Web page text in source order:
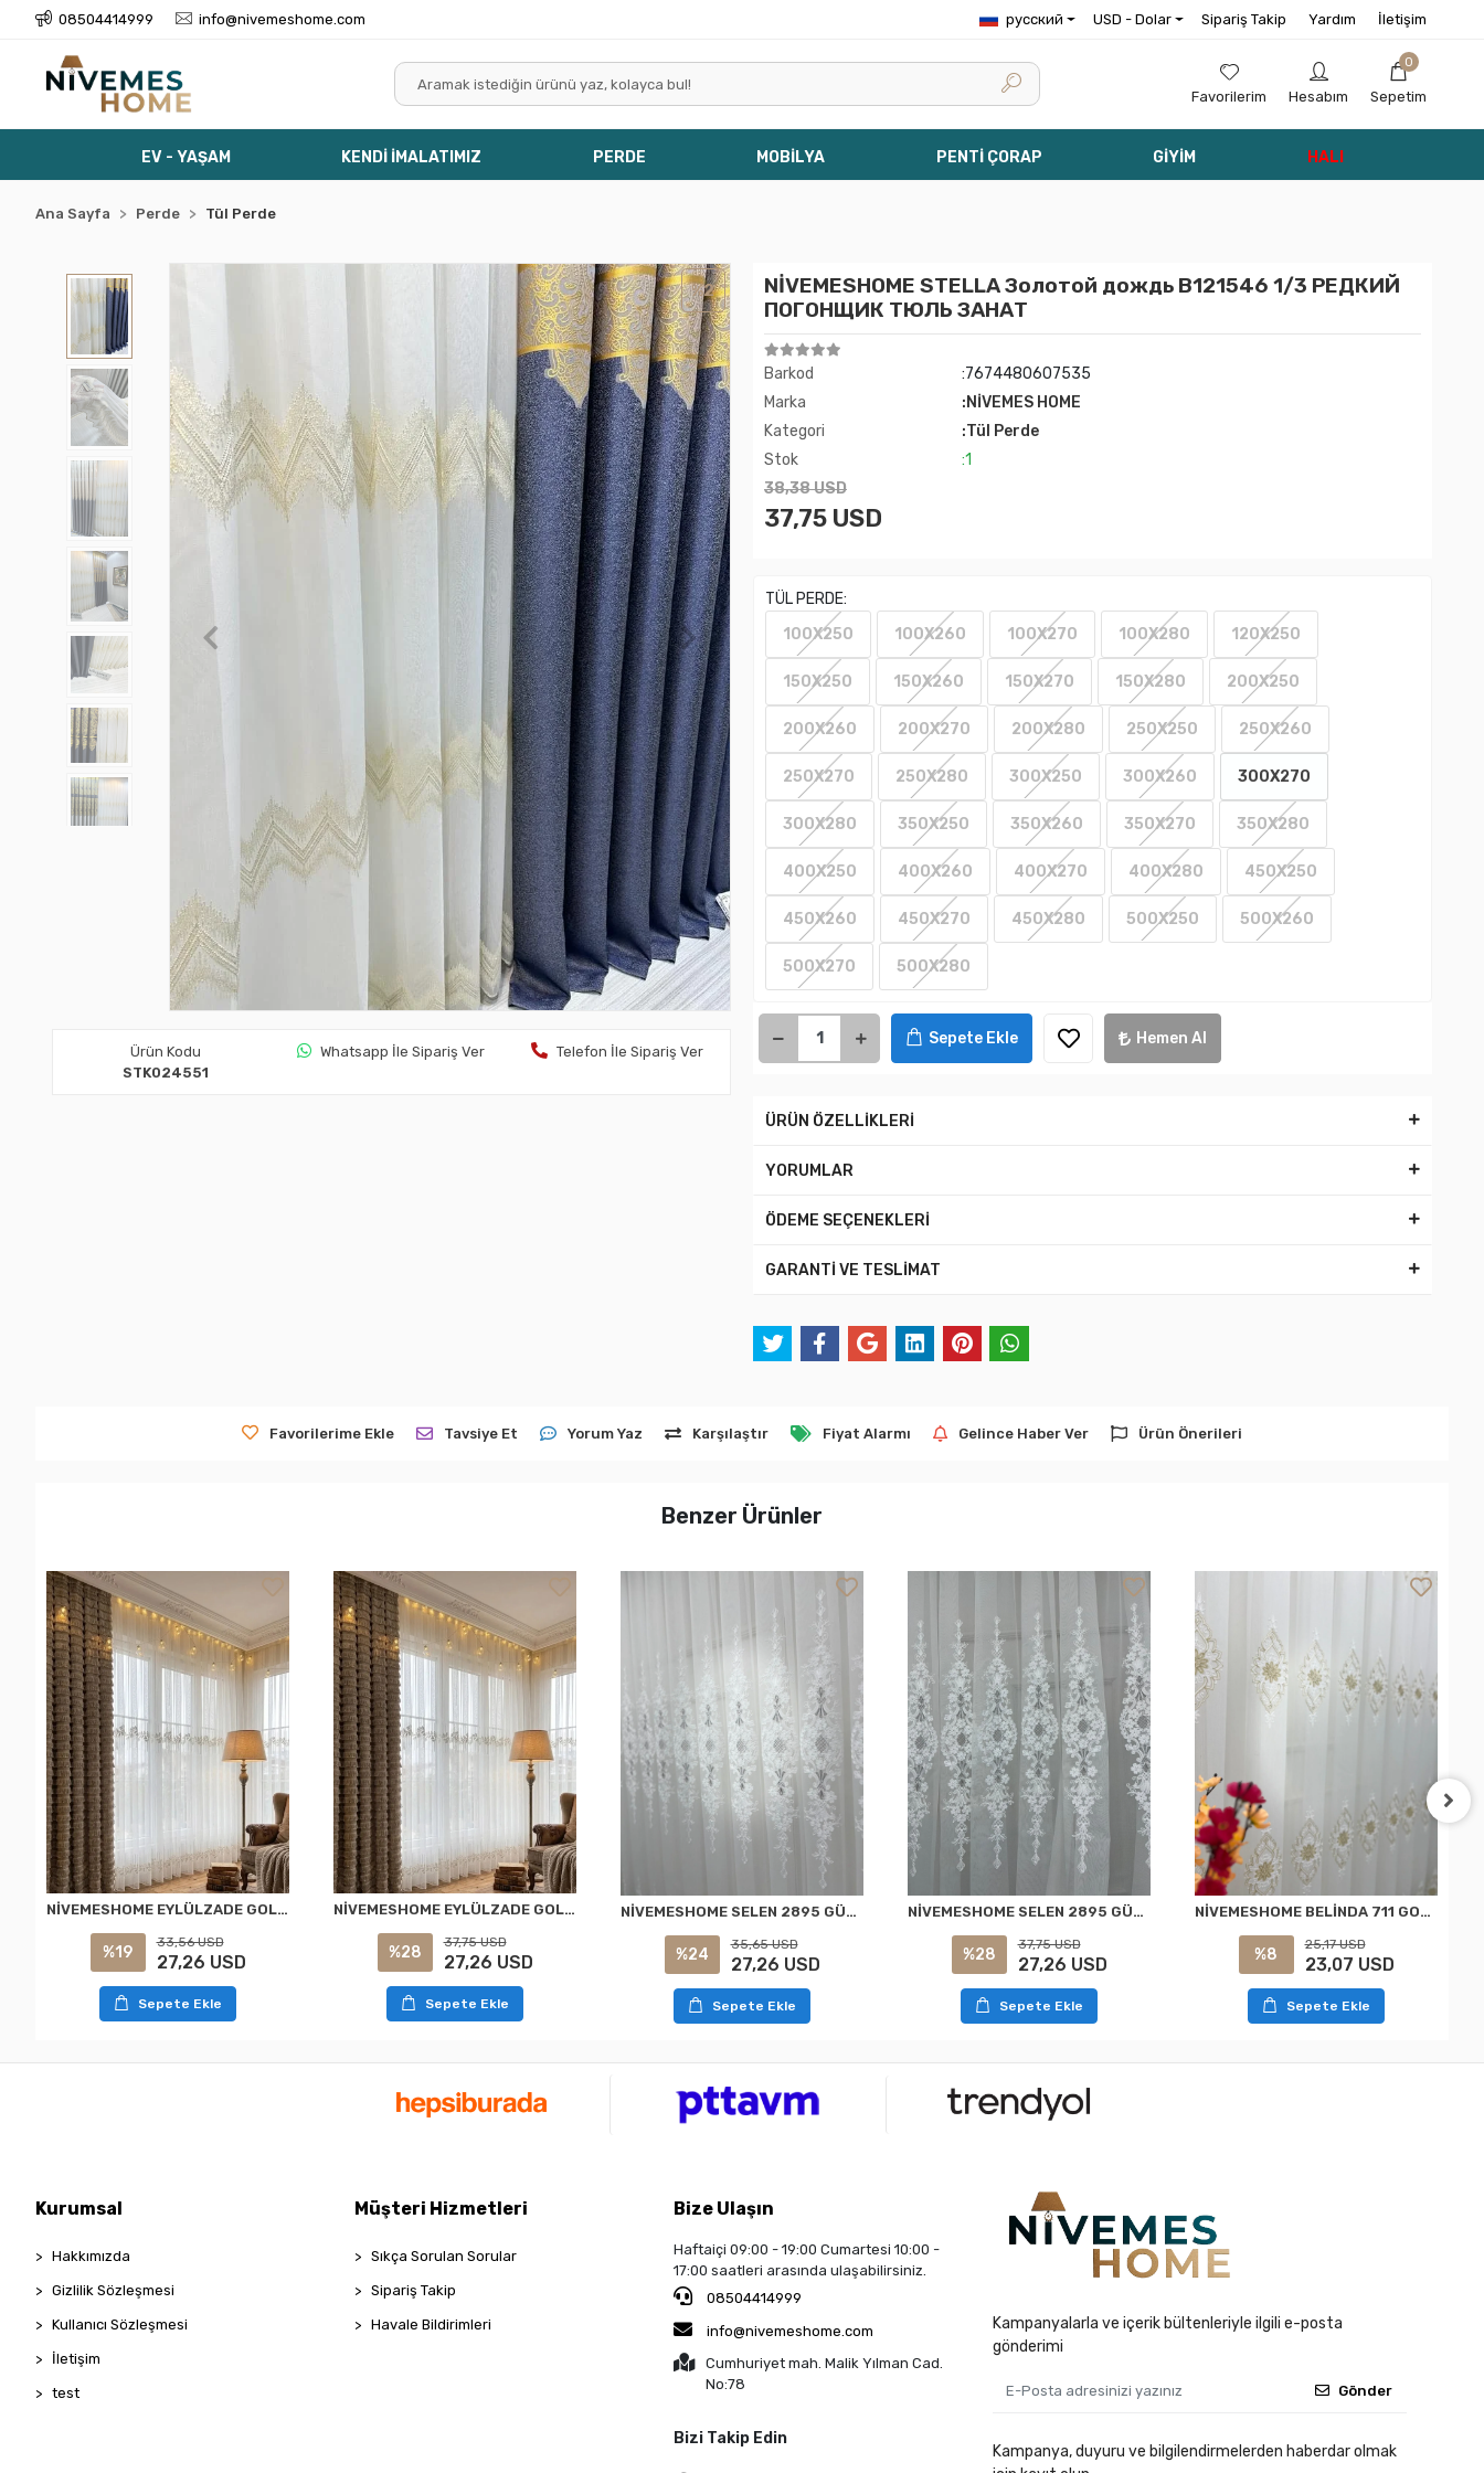
08504414999 info@nivemeshome.com русский USD - Dolar Sipariş Takip Yardım İletişim
Favorilerim Hesabım
0
Sepetim
EV - YAŞAM KENDİ İMALATIMIZ PERDE MOBİLYA PENTİ ÇORAP GİYİM HALI
Ana Sayfa Perde Tül Perde
%2
Ürün Kodu
STK024551
Whatsapp İle Sipariş Ver Telefon İle Sipariş Ver
NİVEMESHOME STELLA Золотой дождь B121546 1/3 РЕДКИЙ
ПОГОНЩИК ТЮЛЬ ЗАНАТ
Barkod
:7674480607535
Marka
:NİVEMES HOME
Kategori
:Tül Perde
Stok
:1
38,38 USD
37,75 USD
TÜL PERDE:
100X250
100X260 100X270 100X280 120X250
150X250 150X260 150X270 150X280 200X250
200X260 200X270 200X280 250X250 250X260
250X270 250X280 300X250 300X260 300X270
300X280 350X250 350X260 350X270 350X280
400X250 400X260 400X270 400X280 450X250
450X260 450X270 450X280 500X250 500X260
500X270 500X280
Sepete Ekle Hemen Al
ÜRÜN ÖZELLİKLERİ
YORUMLAR
ÖDEME SEÇENEKLERİ
GARANTİ VE TESLİMAT
Favorilerime Ekle Tavsiye Et Yorum Yaz Karşılaştır Fiyat Alarmı Gelince Haber Ver Ürün Önerileri
Benzer Ürünler
NİVEMESHOME EYLÜLZADE GOLD DETAY 1/2,5 PİLELİ TÜL PERDE APM
%19
33,56 USD
27,26 USD
Sepete Ekle
NİVEMESHOME EYLÜLZADE GOLD DETAY 1/3 PİLELİ TÜL PERDE APM
%28
37,75 USD
27,26 USD
Sepete Ekle
NİVEMESHOME SELEN 2895 GÜMÜŞ 1/2,5 PİLELİ TÜL PERDE APM
%24
35,65 USD
27,26 USD
Sepete Ekle
NİVEMESHOME SELEN 2895 GÜMÜŞ 1/3 PİLELİ TÜL PERDE APM
%28
37,75 USD
27,26 USD
Sepete Ekle
NİVEMESHOME BELİNDA 711 GOLD 1/2,5 PİLELİ TÜL PERDE APM
%8
25,17 USD
23,07 USD
Sepete Ekle
Kurumsal
Hakkımızda
Gizlilik Sözleşmesi
Kullanıcı Sözleşmesi
İletişim
test
Müşteri Hizmetleri
Sıkça Sorulan Sorular
Sipariş Takip
Havale Bildirimleri
Bize Ulaşın
Haftaiçi 09:00 - 19:00 Cumartesi 10:00 -
17:00 saatleri arasında ulaşabilirsiniz.
08504414999
info@nivemeshome.com
Cumhuriyet mah. Malik Yılman Cad.
No:78
Bizi Takip Edin
Kampanyalarla ve içerik bültenleriyle ilgili e-posta
gönderimi
Gönder
Kampanya, duyuru ve bilgilendirmelerden haberdar olmak